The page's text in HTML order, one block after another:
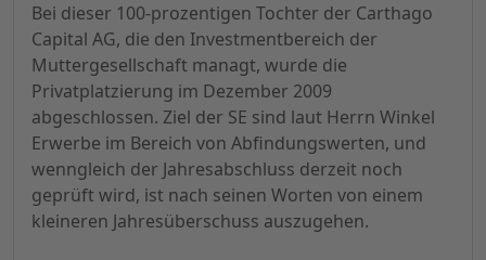
Bei dieser 100-prozentigen Tochter der Carthago
Capital AG, die den Investmentbereich der
Muttergesellschaft managt, wurde die
Privatplatzierung im Dezember 2009
abgeschlossen. Ziel der SE sind laut Herrn Winkel
Erwerbe im Bereich von Abfindungswerten, und
wenngleich der Jahresabschluss derzeit noch
geprüft wird, ist nach seinen Worten von einem
kleineren Jahresüberschuss auszugehen.